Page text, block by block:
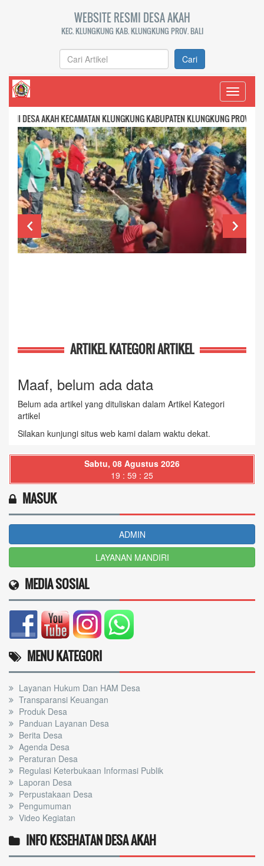
WEBSITE RESMI DESA AKAH
KEC. KLUNGKUNG KAB. KLUNGKUNG PROV. BALI
Cari
Toggle
KECAMATAN KLUNGKUNG KABUPATEN KLUNGKUNG PROVINSI BALI
ARTIKEL KATEGORI ARTIKEL
Maaf, belum ada data
Belum ada artikel yang dituliskan dalam Artikel Kategori
artikel
Silakan kunjungi situs web kami dalam waktu dekat.
Sabtu, 08 Agustus 2026
19 : 59 : 26
MASUK
ADMIN
LAYANAN MANDIRI
MEDIA SOSIAL
MENU KATEGORI
Layanan Hukum Dan HAM Desa
Transparansi Keuangan
Produk Desa
Panduan Layanan Desa
Berita Desa
Agenda Desa
Peraturan Desa
Regulasi Keterbukaan Informasi Publik
Laporan Desa
Perpustakaan Desa
Pengumuman
Video Kegiatan
INFO KESEHATAN DESA AKAH